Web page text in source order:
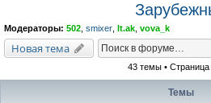
Модераторы: 502 smixer lt.ak vova_k
Новая тема
43 темы • Страница
Темы